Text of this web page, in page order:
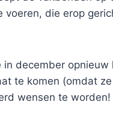
die erop
in december
te komen (omdat
wensen te worden!